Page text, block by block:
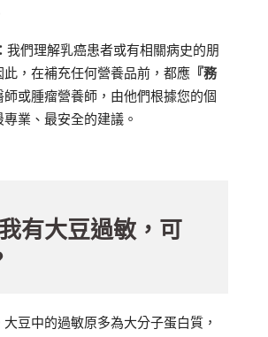
我們理解乳癌患者或有相關病史的朋
，在補充任何營養品前，都應 『務
師或腫瘤營養師，由他們根據您的個
業、最安全的建議。
有大豆過敏，可
豆中的過敏原多為大分子蛋白質，